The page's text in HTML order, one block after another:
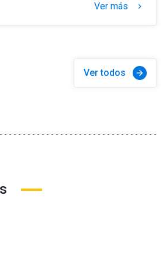
Ver más keyboard_arrow_right
Ver todos arrow_forward